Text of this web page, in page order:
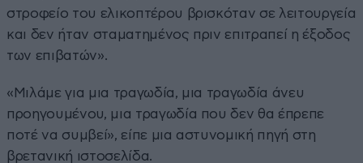
στροφείο του ελικοπτέρου βρισκόταν σε λειτουργεία
και δεν ήταν σταματημένος πριν επιτραπεί η έξοδος
των επιβατών».
«Μιλάμε για μια τραγωδία, μια τραγωδία άνευ
προηγουμένου, μια τραγωδία που δεν θα έπρεπε
ποτέ να συμβεί», είπε μια αστυνομική πηγή στη
βρετανική ιστοσελίδα.